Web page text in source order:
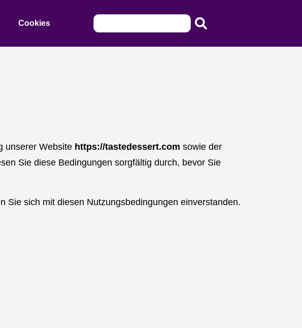
Cookies
unserer Website https://tastedessert.com sowie der
Sie diese Bedingungen sorgfältig durch, bevor Sie
Sie sich mit diesen Nutzungsbedingungen einverstanden.